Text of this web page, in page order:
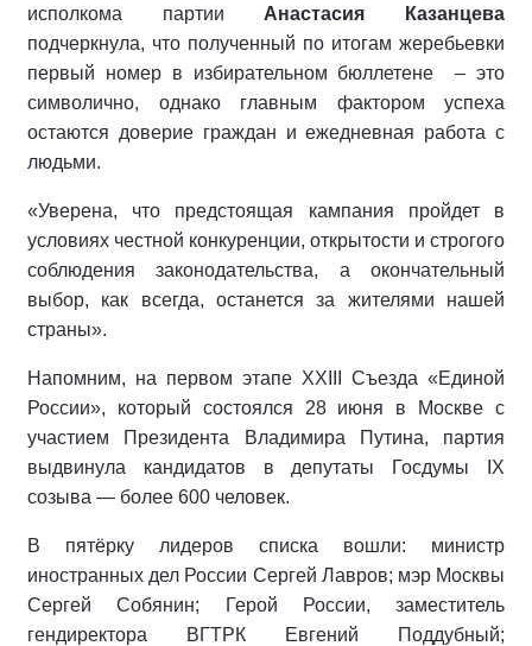
исполкома партии Анастасия Казанцева
подчеркнула, что полученный по итогам жеребьевки
первый номер в избирательном бюллетене
– это
символично, однако главным фактором успеха
остаются доверие граждан и ежедневная работа с
людьми.
«Уверена, что предстоящая кампания пройдет в
условиях честной конкуренции, открытости и строгого
соблюдения законодательства, а окончательный
выбор, как всегда, останется за жителями нашей
страны».
Напомним, на первом этапе XXIII Съезда «Единой
России», который состоялся 28 июня в Москве с
участием Президента Владимира Путина, партия
выдвинула кандидатов в депутаты Госдумы IX
созыва — более 600 человек.
В пятёрку лидеров списка вошли: министр
иностранных дел России Сергей Лавров; мэр Москвы
Сергей Собянин; Герой России, заместитель
гендиректора ВГТРК Евгений Поддубный;